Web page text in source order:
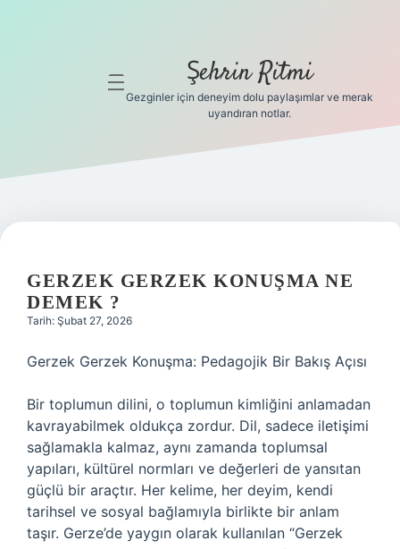
Gizlilik
Hakkımızda
Hakkımızda
menüyü
Şehrin Ritmi
Gezginler için deneyim dolu paylaşımlar ve merak
uyandıran notlar.
GERZEK GERZEK KONUŞMA NE
DEMEK ?
Tarih: Şubat 27, 2026
Gerzek Gerzek Konuşma: Pedagojik Bir Bakış Açısı
Bir toplumun dilini, o toplumun kimliğini anlamadan
kavrayabilmek oldukça zordur. Dil, sadece iletişimi
sağlamakla kalmaz, aynı zamanda toplumsal
yapıları, kültürel normları ve değerleri de yansıtan
güçlü bir araçtır. Her kelime, her deyim, kendi
tarihsel ve sosyal bağlamıyla birlikte bir anlam
taşır. Gerze’de yaygın olarak kullanılan “Gerzek